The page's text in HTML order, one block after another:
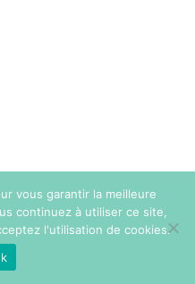
vous garantir la meilleure
continuez à utiliser ce site,
l'utilisation de cookies.